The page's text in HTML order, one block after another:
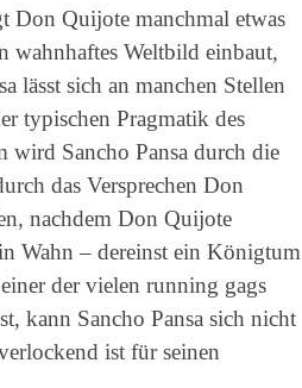
Don Quijote manchmal etwas
Weltbild einbaut,
lässt sich an manchen Stellen
typischen Pragmatik des
wird Sancho Pansa durch die
das Versprechen Don
nachdem Don Quijote
Wahn – dereinst ein Königtum
der vielen running gags
kann Sancho Pansa sich nicht
ist für seinen